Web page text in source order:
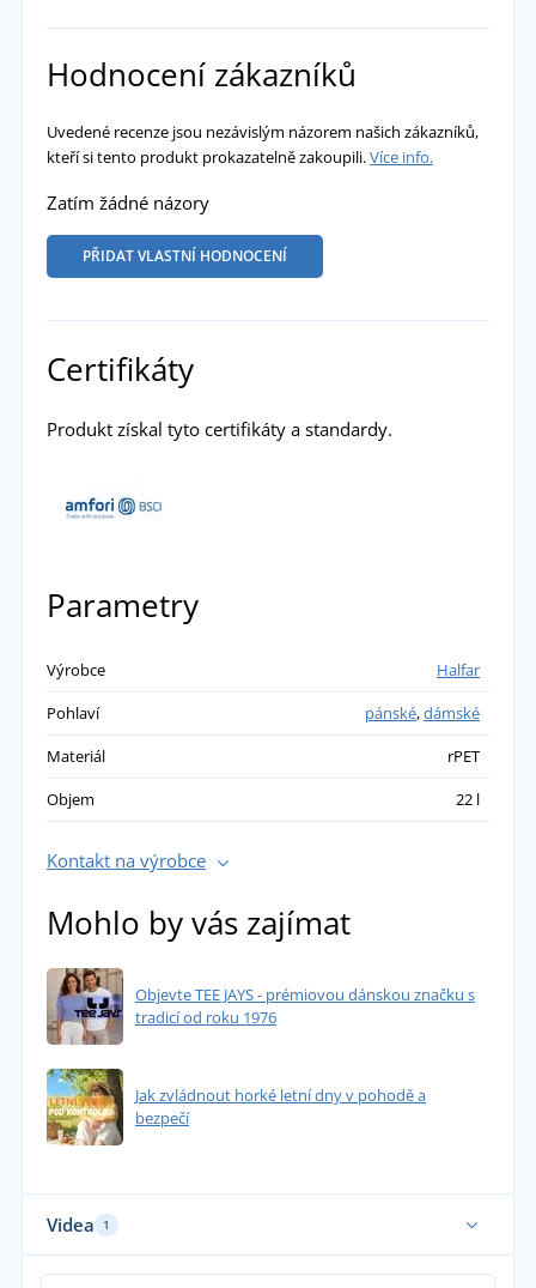
Hodnocení zákazníků
Uvedené recenze jsou nezávislým názorem našich zákazníků,
kteří si tento produkt prokazatelně zakoupili.Více info.
Zatím žádné názory
PŘIDAT VLASTNÍ HODNOCENÍ
Certifikáty
Produkt získal tyto certifikáty a standardy.
Parametry
Výrobce
Halfar
Pohlaví
pánské,dámské
Materiál
rPET
Objem
22 l
Kontakt na výrobce
Mohlo by vás zajímat
Objevte TEE JAYS - prémiovou dánskou značku s
tradicí od roku 1976
Jak zvládnout horké letní dny v pohodě a
bezpečí
Videa 1